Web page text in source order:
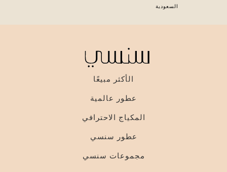
السعودية
الأكثر مبيعًا
عطور عالمية
المكياج الاحترافي
عطور سنسي
مجموعات سنسي